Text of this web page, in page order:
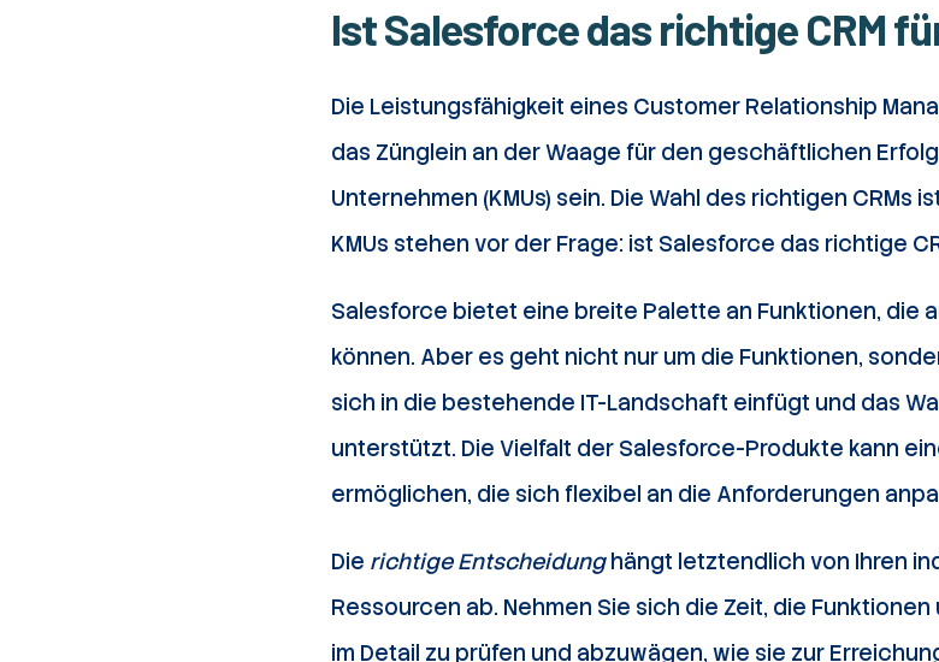
Ist Salesforce das richtige CRM
Die Leistungsfähigkeit eines Customer Relationship
das Zünglein an der Waage für den geschäftlichen
Unternehmen (KMUs) sein. Die Wahl des richtigen CRMs
KMUs stehen vor der Frage: ist Salesforce das richtige
Salesforce bietet eine breite Palette an Funktionen, die
können. Aber es geht nicht nur um die Funktionen,
sich in die bestehende IT-Landschaft einfügt und das
unterstützt. Die Vielfalt der Salesforce-Produkte kann
ermöglichen, die sich flexibel an die Anforderungen
Die richtige Entscheidunghängt letztendlich von Ihren
Ressourcen ab. Nehmen Sie sich die Zeit, die
im Detail zu prüfen und abzuwägen, wie sie zur